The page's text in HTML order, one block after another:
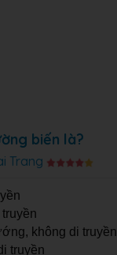
biến là?
Trang
không di truyền
truyền